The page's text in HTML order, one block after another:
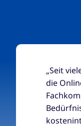
„Seit
die